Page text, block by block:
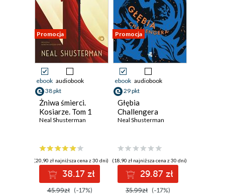
Promocja
ebook audiobook
38 pkt
Żniwa śmierci.
Kosiarze. Tom 1
Neal Shusterman
(20,90 zł najniższa cena z 30 dni)
38.17 zł
45.99zł (-17%)
Promocja
ebook audiobook
29 pkt
Głębia
Challengera
Neal Shusterman
(18,90 zł najniższa cena z 30 dni)
29.87 zł
35.99zł (-17%)